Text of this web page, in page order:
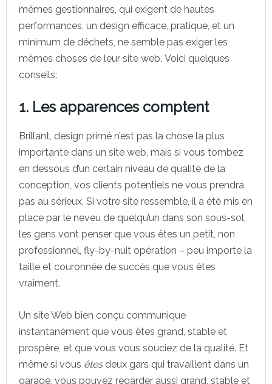
mêmes gestionnaires, qui exigent de hautes
performances, un design efficace, pratique, et un
minimum de déchets, ne semble pas exiger les
mêmes choses de leur site web. Voici quelques
conseils:
1. Les apparences comptent
Brillant, design primé n’est pas la chose la plus
importante dans un site web, mais si vous tombez
en dessous d’un certain niveau de qualité de la
conception, vos clients potentiels ne vous prendra
pas au sérieux. Si votre site ressemble, il a été mis en
place par le neveu de quelqu’un dans son sous-sol,
les gens vont penser que vous êtes un petit, non
professionnel, fly-by-nuit opération – peu importe la
taille et couronnée de succès que vous êtes
vraiment.
Un site Web bien conçu communique
instantanément que vous êtes grand, stable et
prospère, et que vous vous souciez de la qualité. Et
même si vous êtesdeux gars qui travaillent dans un
garage, vous pouvez regarder aussi grand, stable et